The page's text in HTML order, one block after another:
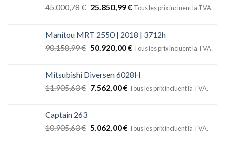
45.000,78€ 25.850,99€ Tous les prix incluent la TVA.
Manitou MRT 2550 | 2018 | 3712h
90.158,99€ 50.920,00€ Tous les prix incluent la TVA.
Mitsubishi Diversen 6028H
11.905,63€ 7.562,00€ Tous les prix incluent la TVA.
Captain 263
10.905,63€ 5.062,00€ Tous les prix incluent la TVA.